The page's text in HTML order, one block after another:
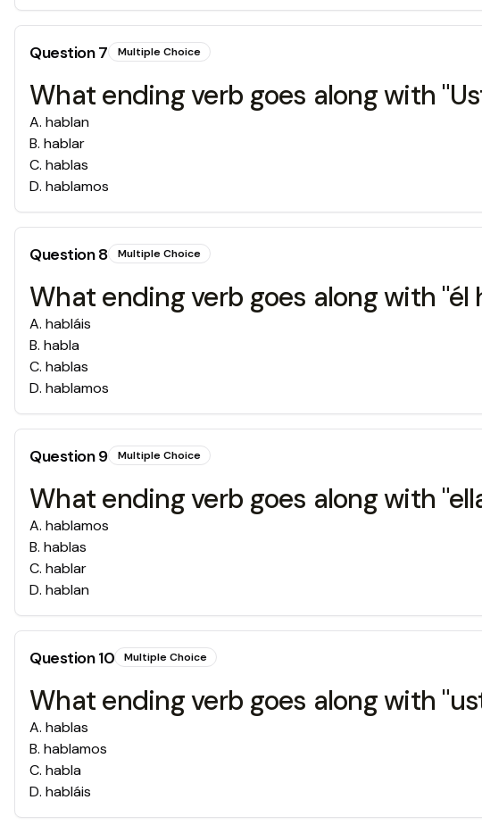
Question7 Multiple Choice
What ending verb goes along with
A. hablan
B. hablar
C. hablas
D. hablamos
Question8 Multiple Choice
What ending verb goes along with "él
A. habláis
B. habla
C. hablas
D. hablamos
Question9 Multiple Choice
What ending verb goes along with
A. hablamos
B. hablas
C. hablar
D. hablan
Question10 Multiple Choice
What ending verb goes along with
A. hablas
B. hablamos
C. habla
D. habláis